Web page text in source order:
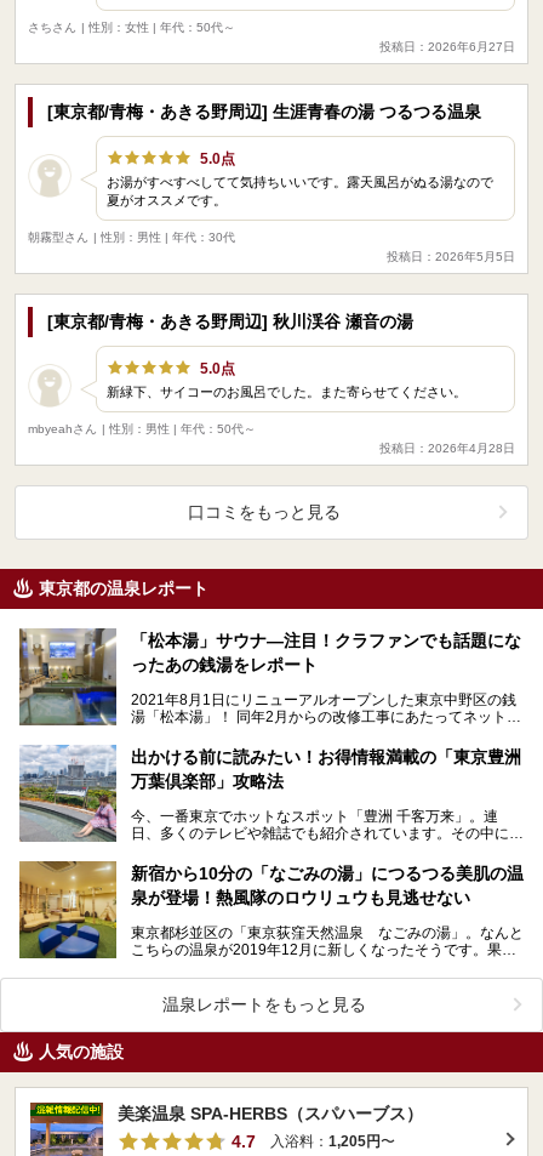
さちさん
| 性別：女性 | 年代：50代～
投稿日：2026年6月27日
[東京都/青梅・あきる野周辺] 生涯青春の湯 つるつる温泉
5.0点
お湯がすべすべしてて気持ちいいです。露天風呂がぬる湯なので
夏がオススメです。
朝霧型さん
| 性別：男性 | 年代：30代
投稿日：2026年5月5日
[東京都/青梅・あきる野周辺] 秋川渓谷 瀬音の湯
5.0点
新緑下、サイコーのお風呂でした。また寄らせてください。
mbyeahさん
| 性別：男性 | 年代：50代～
投稿日：2026年4月28日
口コミをもっと見る
東京都の温泉レポート
「松本湯」サウナ―注目！クラファンでも話題にな
ったあの銭湯をレポート
2021年8月1日にリニューアルオープンした東京中野区の銭
湯「松本湯」！ 同年2月からの改修工事にあたってネットで
出かける前に読みたい！お得情報満載の「東京豊洲
万葉倶楽部」攻略法
今、一番東京でホットなスポット「豊洲 千客万来」。連
日、多くのテレビや雑誌でも紹介されています。その中にあ
集…
新宿から10分の「なごみの湯」につるつる美肌の温
泉が登場！熱風隊のロウリュウも見逃せない
東京都杉並区の「東京荻窪天然温泉 なごみの湯」。なんと
こちらの温泉が2019年12月に新しくなったそうです。果た
温泉レポートをもっと見る
人気の施設
美楽温泉 SPA-HERBS（スパハーブス）
4.7
入浴料： 1,205円〜